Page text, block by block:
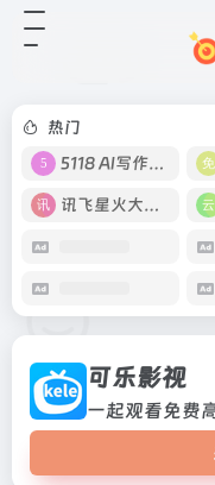
热门
5118 AI写作工具
讯飞星火大模型
可乐影视
一起观看免费